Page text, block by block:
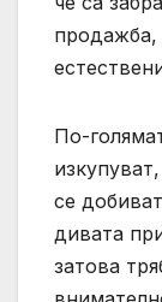
продажба,
По-
се
дивата
затова